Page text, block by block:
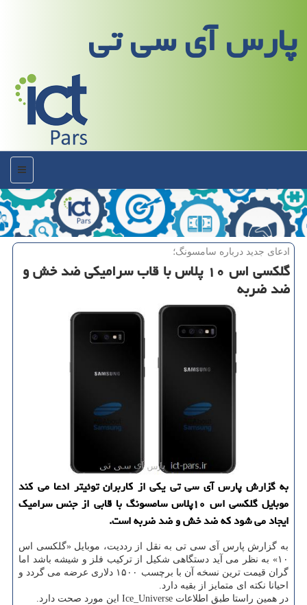
پارس آی سی تی
منو
ادعای جدید درباره سامسونگ؛
گلكسی اس ۱۰ پلاس با قاب سرامیكی ضد خش و
ضد ضربه
به گزارش پارس آی سی تی یكی از كاربران توئیتر ادعا می كند
موبایل گلكسی اس ۱۰پلاس سامسونگ با قابی از جنس سرامیك
ایجاد می شود كه ضد خش و ضد ضربه است.
به گزارش پارس آی سی تی به نقل از رددیت، موبایل «گلكسی اس
۱۰» به نظر می آید دستگاهی شكیل از تركیب فلز و شیشه باشد اما
گران قیمت ترین نسخه آن با برچسب ۱۵۰۰ دلاری عرضه می گردد و
احیانا نكته ای متمایز از بقیه دارد.
در همین راستا طبق اطلاعات Ice_Universe این مورد صحت دارد.